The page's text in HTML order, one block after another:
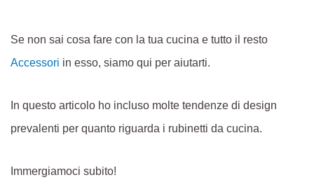
Se non sai cosa fare con la tua cucina e tutto il resto
Accessori in esso, siamo qui per aiutarti.
In questo articolo ho incluso molte tendenze di design
prevalenti per quanto riguarda i rubinetti da cucina.
Immergiamoci subito!